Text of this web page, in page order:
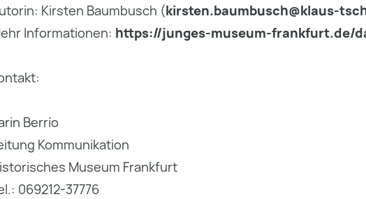
Kirsten Baumbusch (kirsten.baumbusch@klaus-
Informationen: https://junges-museum-frankfurt.de/
Berrío
Kommunikation
Museum Frankfurt
069212-37776